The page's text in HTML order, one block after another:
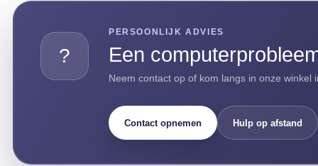
?
PERSOONLIJK ADVIES
Een
Neem contact op of kom langs in onze winkel
Contact opnemen Hulp op afstand